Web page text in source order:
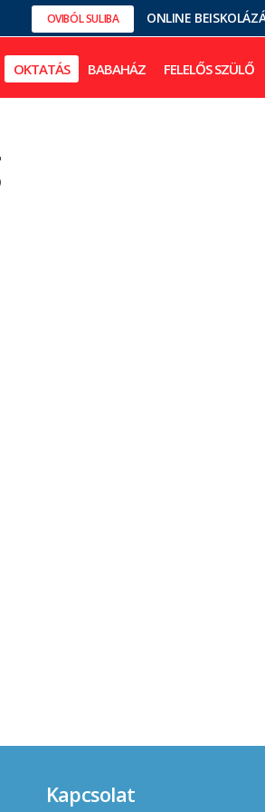
OVIBÓL SULIBA ONLINE
OKTATÁS BABAHÁZ FELELŐS SZÜLŐ
Kapcsolat